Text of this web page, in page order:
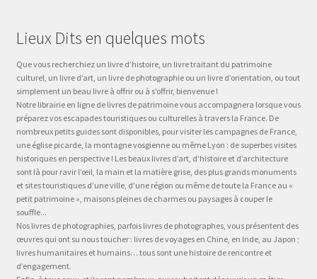
Lieux Dits en quelques mots
Que vous recherchiez un livre d’histoire, un livre traitant du patrimoine
culturel, un livre d’art, un livre de photographie ou un livre d’orientation, ou tout
simplement un beau livre à offrir ou à s’offrir, bienvenue !
Notre librairie en ligne de livres de patrimoine vous accompagnera lorsque vous
préparez vos escapades touristiques ou culturelles à travers la France. De
nombreux petits guides sont disponibles, pour visiter les campagnes de France,
une église picarde, la montagne vosgienne ou même Lyon : de superbes visites
historiques en perspective ! Les beaux livres d’art, d’histoire et d’architecture
sont là pour ravir l’œil, la main et la matière grise, des plus grands monuments
et sites touristiques d’une ville, d’une région ou même de toute la France au «
petit patrimoine », maisons pleines de charmes ou paysages à couper le
souffle...
Nos livres de photographies, parfois livres de photographes, vous présentent des
œuvres qui ont su nous toucher : livres de voyages en Chine, en Inde, au Japon ;
livres humanitaires et humains… tous sont une histoire de rencontre et
d’engagement.